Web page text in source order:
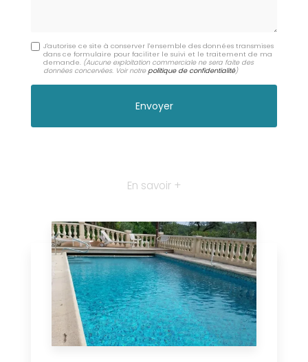
J'autorise ce site à conserver l'ensemble des données transmises
dans ce formulaire pour faciliter le suivi et le traitement de ma
demande. (Aucune exploitation commerciale ne sera faite des
données concervées. Voir notre politique de confidentialité)
En savoir +